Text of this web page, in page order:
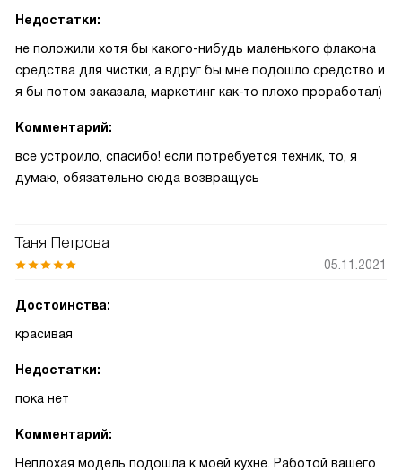
Недостатки:
не положили хотя бы какого-нибудь маленького флакона
средства для чистки, а вдруг бы мне подошло средство и
я бы потом заказала, маркетинг как-то плохо проработал)
Комментарий:
все устроило, спасибо! если потребуется техник, то, я
думаю, обязательно сюда возвращусь
Таня Петрова
05.11.2021
Достоинства:
красивая
Недостатки:
пока нет
Комментарий:
Неплохая модель подошла к моей кухне. Работой вашего